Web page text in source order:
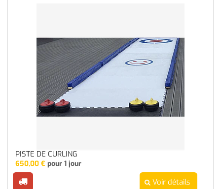
PISTE DE CURLING
650,00 € pour 1 jour
Voir détails